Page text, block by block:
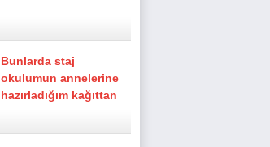
Bunlarda staj
okulumun annelerine
hazırladığım kağıttan